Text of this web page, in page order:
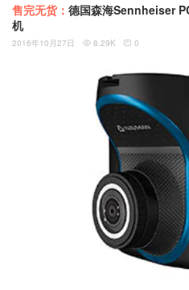
售完无货： 德国森海Sennheiser
机
2016年10月27日  8.29K  0